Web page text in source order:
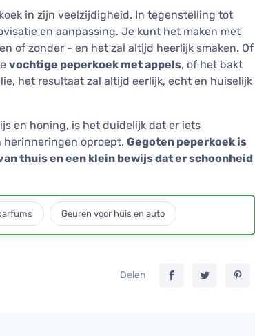
in zijn veelzijdigheid. In tegenstelling tot
en aanpassing. Je kunt het maken met
of zonder - en het zal altijd heerlijk smaken. Of
vochtige peperkoek met appels, of het bakt
het resultaat zal altijd eerlijk, echt en huiselijk
en honing, is het duidelijk dat er iets
herinneringen oproept. Gegoten peperkoek is
thuis en een klein bewijs dat er schoonheid
Geuren voor huis en auto
Delen